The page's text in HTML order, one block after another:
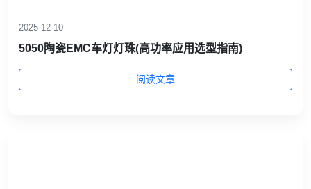
2025-12-10
5050陶瓷EMC车灯灯珠(高功率应用选型指南)
阅读文章